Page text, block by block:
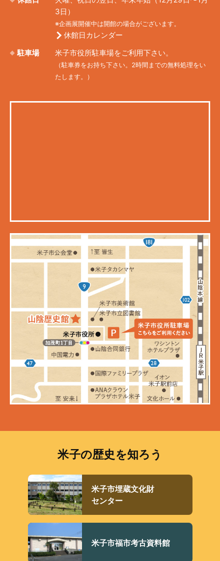
3日）
※企画展開催中は開館の場合がございます。
休館日カレンダー
駐車場
米子市役所駐車場をご利用下さい。
（駐車券をお持ち下さい。2時間までの無料処理をい
たします。）
米子の歴史を知ろう
米子市埋蔵文化財
センター
米子市福市考古資料館